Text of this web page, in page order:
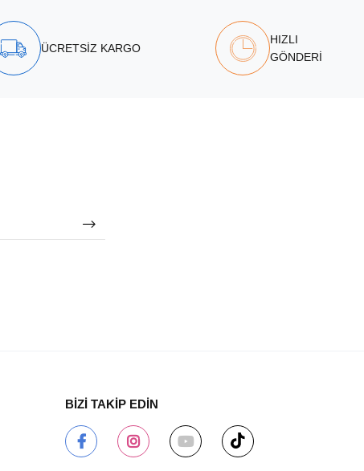
ÜCRETSİZ KARGO
HIZLI
GÖNDERİ
BİZİ TAKİP EDİN